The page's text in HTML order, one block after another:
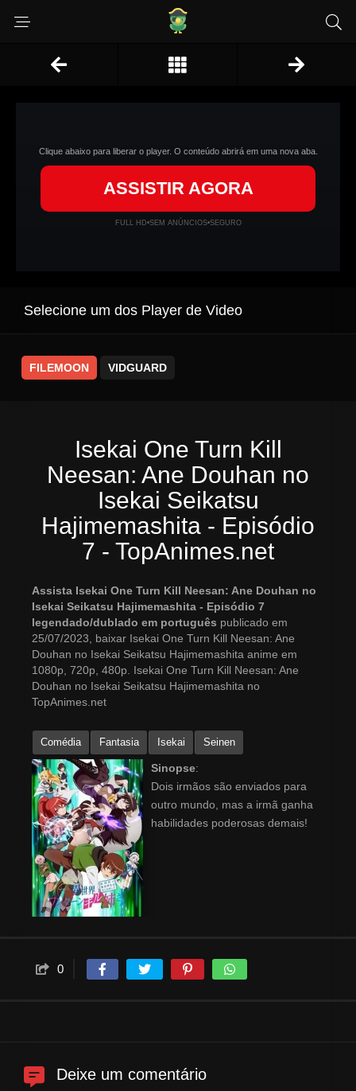
Clique abaixo para liberar o player. O conteúdo abrirá em uma nova aba.
ASSISTIR AGORA
FULL HD•SEM ANÚNCIOS•SEGURO
Selecione um dos Player de Video
FILEMOON VIDGUARD
Isekai One Turn Kill
Neesan: Ane Douhan no
Isekai Seikatsu
Hajimemashita - Episódio
7 - TopAnimes.net
Assista Isekai One Turn Kill Neesan: Ane Douhan no
Isekai Seikatsu Hajimemashita - Episódio 7
legendado/dublado em português publicado em
25/07/2023, baixar Isekai One Turn Kill Neesan: Ane
Douhan no Isekai Seikatsu Hajimemashita anime em
1080p, 720p, 480p. Isekai One Turn Kill Neesan: Ane
Douhan no Isekai Seikatsu Hajimemashita no
TopAnimes.net
Comédia Fantasia Isekai Seinen
Sinopse:
Dois irmãos são enviados para
outro mundo, mas a irmã ganha
habilidades poderosas demais!
0
Deixe um comentário